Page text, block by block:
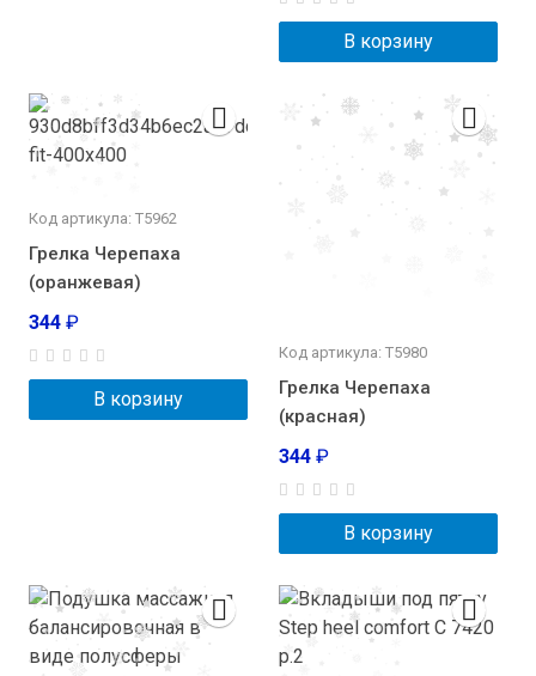
В корзину
Код артикула: Т5962
Грелка Черепаха
(оранжевая)
344 ₽
В корзину
Код артикула: Т5980
Грелка Черепаха
(красная)
344 ₽
В корзину